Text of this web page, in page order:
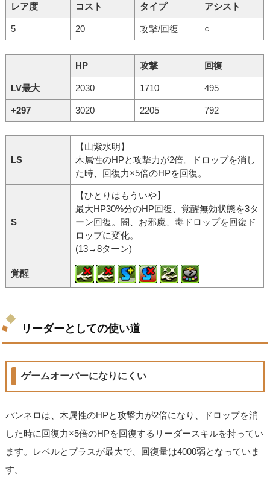
レア度 コスト タイプ アシスト
5 20 攻撃/回復 ○
HP 攻撃 回復
LV最大 2030 1710 495
+297 3020 2205 792
LS
【山紫水明】
木属性のHPと攻撃力が2倍。ドロップを消し
た時、回復力×5倍のHPを回復。
S
【ひとりはもういや】
最大HP30%分のHP回復、覚醒無効状態を3タ
ーン回復。闇、お邪魔、毒ドロップを回復ド
ロップに変化。
(13→8ターン)
覚醒
リーダーとしての使い道
ゲームオーバーになりにくい
パンネロは、木属性のHPと攻撃力が2倍になり、ドロップを消
した時に回復力×5倍のHPを回復するリーダースキルを持ってい
ます。レベルとプラスが最大で、回復量は4000弱となっていま
す。